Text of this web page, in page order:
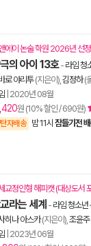
에이 논술 학원 2026년 선
의 아이 13호- 라임 청
로 야리투(지은이), 김정하(
2020년 08월
원 (10% 할인 / 690원)
자배송 밤 11시 잠들기전
교정인형 해피캣 (대상도서
라는 세계 - 라임 청소
히나 아스카(지은이), 조윤주
2023년 06월